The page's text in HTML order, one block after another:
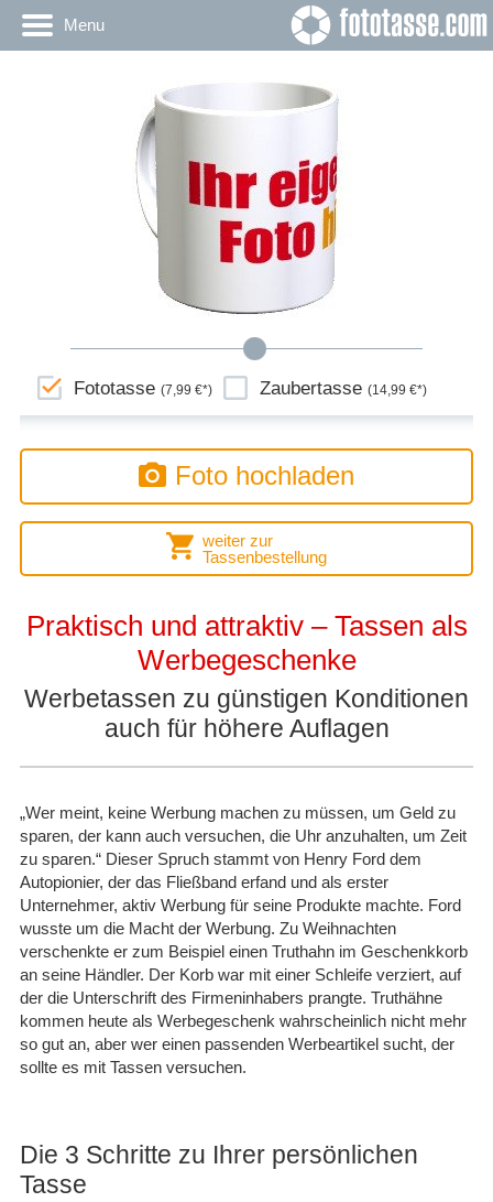
Menu
Fototasse(7,99 €*) Zaubertasse(14,99 €*)
Foto hochladen
weiter zur
Tassenbestellung
Praktisch und attraktiv – Tassen als
Werbegeschenke
Werbetassen zu günstigen Konditionen
auch für höhere Auflagen
„Wer meint, keine Werbung machen zu müssen, um Geld zu
sparen, der kann auch versuchen, die Uhr anzuhalten, um Zeit
zu sparen.“ Dieser Spruch stammt von Henry Ford dem
Autopionier, der das Fließband erfand und als erster
Unternehmer, aktiv Werbung für seine Produkte machte. Ford
wusste um die Macht der Werbung. Zu Weihnachten
verschenkte er zum Beispiel einen Truthahn im Geschenkkorb
an seine Händler. Der Korb war mit einer Schleife verziert, auf
der die Unterschrift des Firmeninhabers prangte. Truthähne
kommen heute als Werbegeschenk wahrscheinlich nicht mehr
so gut an, aber wer einen passenden Werbeartikel sucht, der
sollte es mit Tassen versuchen.
Die 3 Schritte zu Ihrer persönlichen
Tasse